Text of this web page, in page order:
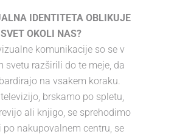
IDENTITETA OBLIKUJE
SVET OKOLI NAS?
komunikacije so se v
svetu razširili do te meje, da
na vsakem koraku.
brskamo po spletu,
ali knjigo, se sprehodimo
po nakupovalnem centru, se